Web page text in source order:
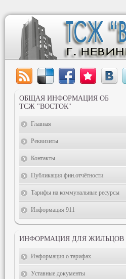
ОБЩАЯ ИНФОРМАЦИЯ ОБ
ТСЖ "ВОСТОК"
Главная
Реквизиты
Контакты
Публикация фин.отчётности
Тарифы на коммунальные ресурсы
Информация 911
ИНФОРМАЦИЯ ДЛЯ ЖИЛЬЦОВ
Информация о тарифах
Уставные документы